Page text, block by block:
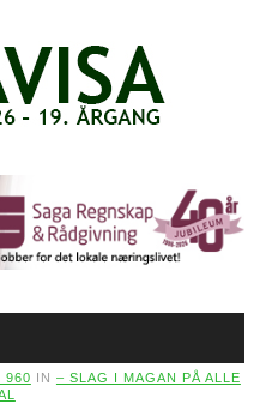
960 IN – SLAG I MAGAN PÅ ALLE